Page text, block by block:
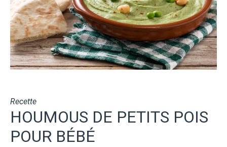
Recette
HOUMOUS DE PETITS POIS
POUR BÉBÉ